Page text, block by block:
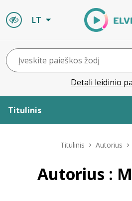
LT
Detali leidinio
Titulinis
Leidiniai
Titulinis Autorius
Autorius :